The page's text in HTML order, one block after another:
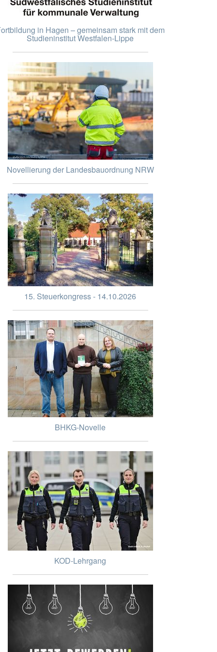
in Hagen – gemeinsam stark mit dem
Studieninstitut Westfalen-Lippe
Novellierung der Landesbauordnung NRW
15. Steuerkongress - 14.10.2026
BHKG-Novelle
KOD-Lehrgang